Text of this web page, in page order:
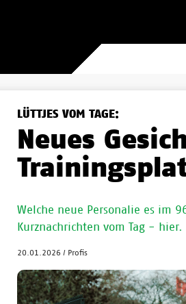
LÜTTJES VOM TAGE:
Neues
Welche neue Personalie es im
Kurznachrichten vom Tag - hier.
20.01.2026 / Profis